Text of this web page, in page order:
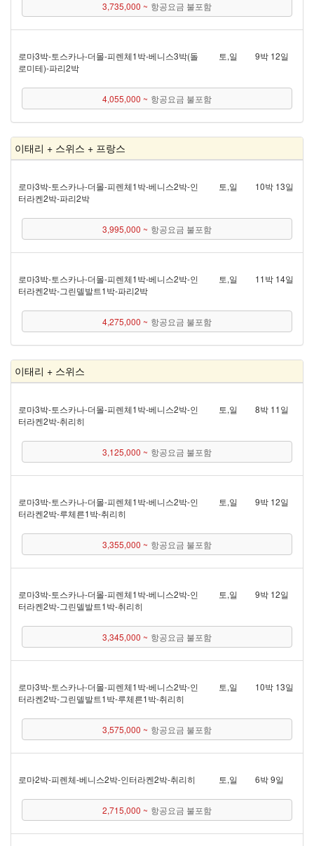
3,735,000 ~ 항공요금 불포함
로마 3박 - 토스카나 - 더몰 - 피렌체 1박 - 베니스 3박(돌
로미테) - 파리 2박
토,일 9박 12일
4,055,000 ~ 항공요금 불포함
이태리 + 스위스 + 프랑스
로마 3박 - 토스카나 - 더몰 - 피렌체 1박 - 베니스 2박 - 인
터라켄 2박 - 파리 2박
토,일 10박 13일
3,995,000 ~ 항공요금 불포함
로마 3박 - 토스카나 - 더몰 - 피렌체 1박 - 베니스 2박 - 인
터라켄 2박 - 그린델발트 1박 - 파리 2박
토,일 11박 14일
4,275,000 ~ 항공요금 불포함
이태리 + 스위스
로마 3박 - 토스카나 - 더몰 - 피렌체 1박 - 베니스 2박 - 인
터라켄 2박 - 취리히
토,일 8박 11일
3,125,000 ~ 항공요금 불포함
로마 3박 - 토스카나 - 더몰 - 피렌체 1박 - 베니스 2박 - 인
터라켄 2박 - 루체른 1박 - 취리히
토,일 9박 12일
3,355,000 ~ 항공요금 불포함
로마 3박 - 토스카나 - 더몰 - 피렌체 1박 - 베니스 2박 - 인
터라켄 2박 - 그린델발트 1박 - 취리히
토,일 9박 12일
3,345,000 ~ 항공요금 불포함
로마 3박 - 토스카나 - 더몰 - 피렌체 1박 - 베니스 2박 - 인
터라켄 2박 - 그린델발트 1박 - 루체른 1박 - 취리히
토,일 10박 13일
3,575,000 ~ 항공요금 불포함
로마 2박 - 피렌체 - 베니스 2박 - 인터라켄 2박 - 취리히 토,일 6박 9일
2,715,000 ~ 항공요금 불포함